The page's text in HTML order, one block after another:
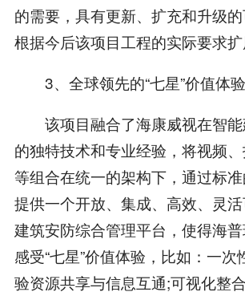
的需要，具有更新、扩充和升级
根据今后该项目工程的实际要求扩
3、全球领先的“七星”价值体验
该项目融合了海康威视在智能
的独特技术和专业经验，将视频
等组合在统一的架构下，通过标
提供一个开放、集成、高效、灵
建筑安防综合管理平台，使得海
感受“七星”价值体验，比如：一
验资源共享与信息互通;可视化整